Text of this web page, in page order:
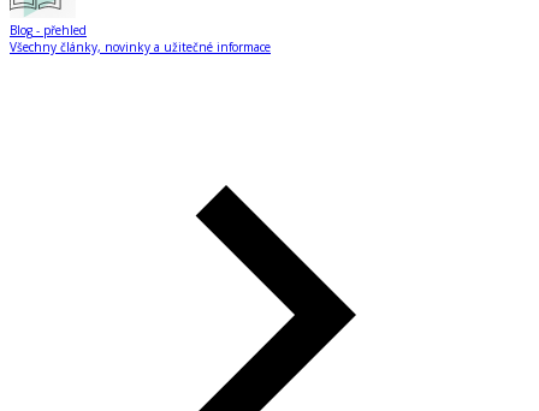
Blog - přehled
Všechny články, novinky a užitečné informace